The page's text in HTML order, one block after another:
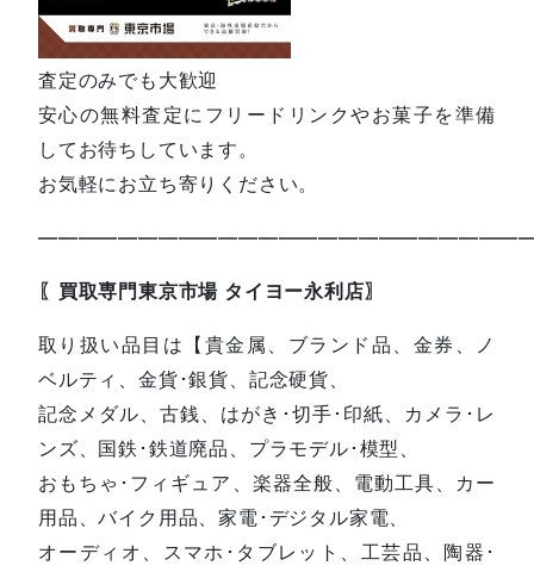
査定のみでも大歓迎
安心の無料査定にフリードリンクやお菓子を準備
してお待ちしています。
お気軽にお立ち寄りください。
〖買取専門東京市場 タイヨー永利店〗
取り扱い品目は【貴金属、ブランド品、金券、ノ
ベルティ、金貨･銀貨、記念硬貨、
記念メダル、古銭、はがき･切手･印紙、カメラ･レ
ンズ、国鉄･鉄道廃品、プラモデル･模型、
おもちゃ･フィギュア、楽器全般、電動工具、カー
用品、バイク用品、家電･デジタル家電、
オーディオ、スマホ･タブレット、工芸品、陶器･